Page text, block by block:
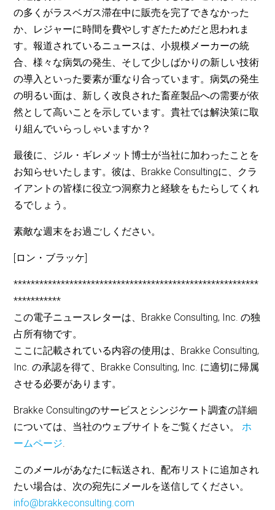
の多くがラスベガス滞在中に販売を完了できなかった
か、レジャーに時間を費やしすぎたためだと思われま
す。報道されているニュースは、小規模メーカーの統
合、様々な病気の発生、そして少しばかりの新しい技術
の導入といった要素が重なり合っています。病気の発生
の明るい面は、新しく改良された畜産製品への需要が依
然として高いことを示しています。貴社では解決策に取
り組んでいらっしゃいますか？
最後に、ジル・ギレメット博士が当社に加わったことを
お知らせいたします。彼は、Brakke Consultingに、クラ
イアントの皆様に役立つ洞察力と経験をもたらしてくれ
るでしょう。
素敵な週末をお過ごしください。
[ロン・ブラッケ]
*********************************************************
***********
この電子ニュースレターは、Brakke Consulting, Inc. の独
占所有物です。
ここに記載されている内容の使用は、Brakke Consulting,
Inc. の承認を得て、Brakke Consulting, Inc. に適切に帰属
させる必要があります。
Brakke Consultingのサービスとシンジケート調査の詳細
については、当社のウェブサイトをご覧ください。ホ
ームページ.
このメールがあなたに転送され、配布リストに追加され
たい場合は、次の宛先にメールを送信してください。
info@brakkeconsulting.com